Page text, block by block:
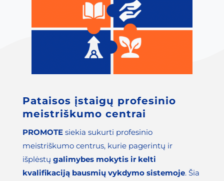
Pataisos įstaigų profesinio
meistriškumo centrai
PROMOTE siekia sukurti profesinio
meistriškumo centrus, kurie pagerintų ir
išplėstų galimybes mokytis ir kelti
kvalifikaciją bausmių vykdymo sistemoje. Šia